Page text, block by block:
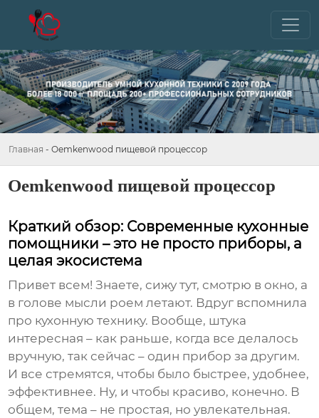
Главная - Oemkenwood пищевой процессор
Oemkenwood пищевой процессор
Краткий обзор: Современные кухонные
помощники – это не просто приборы, а
целая экосистема
Привет всем! Знаете, сижу тут, смотрю в окно, а
в голове мысли роем летают. Вдруг вспомнила
про кухонную технику. Вообще, штука
интересная – как раньше, когда все делалось
вручную, так сейчас – один прибор за другим.
И все стремятся, чтобы было быстрее, удобнее,
эффективнее. Ну, и чтобы красиво, конечно. В
общем, тема – не простая, но увлекательная.